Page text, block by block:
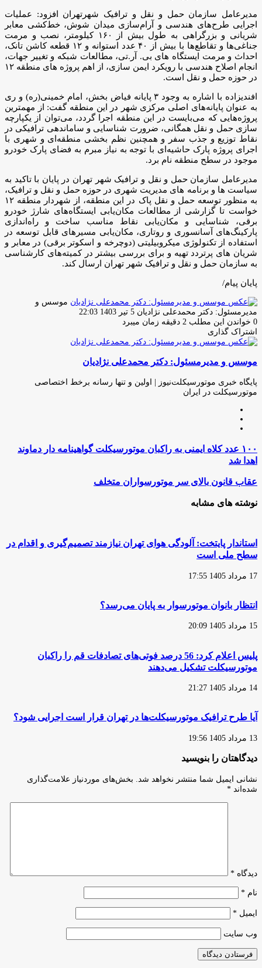
مدیرعامل سازمان حمل و نقل و ترافیک شهرتهران افزود: عملیات
اجرایی طرح‌های هندسی و آرام‌سازی میدان شوش، خط‌کشی معابر
شریانی و بزرگراهی به طول بیش از ۱۶۰ کیلومتر، نصب و مرمت
جناغی‌ها و تقاطع‌ها با بیش از ۴۰ عدد استوانه و ۱۲ قطعه کاشن تانک،
احداث و مرمت ایستگاه های بی. آر.تی، مطالعات شبکه و تغییر جهات،
انجام اصلاح هندسی با رویکرد ایمن سازی، از اهم پروژه های منطقه ۱۲
در حوزه حمل و نقل است.
افندیزاده با اشاره به وجود ۳ پایانه فیاض بخش، امام خمینی(ره) و ری
به عنوان پایانه‌های اصلی مرکزی شهر در این منطقه گفت: از مهمترین
پروژه‌هایی که می‌بایست در این منطقه اجرا گردد، می‌توان از یکپارچه
سازی حمل و نقل همگانی، ضرورت شناسایی و ساماندهی ترافیکی در
نقاط توزیع و جذب سفر و همچنین نظم بخشی منطقه‌ای و شهری با
اجرای پروژه پارک حاشیه‌ای با توجه به نیاز مبرم به فضای پارک خودرو
موجود در سطح منطقه نام برد.
مدیرعامل سازمان حمل و نقل و ترافیک شهر تهران در پایان با تاکید به
سیاست ها و برنامه های مدیریت شهری در حوزه حمل و نقل و ترافیک،
به منظور توسعه حمل و نقل پاک در این منطقه، از شهردار منطقه ۱۲
خواست تا گزارشی از مطالعات مکان‌یابی ایستگاه‌های شارژ خودرو
برقی، شناسایی و مکان‌یابی نقاط مناسب ساخت و راه‌اندازی
پارکینگ‌های آسانسوری و روتاری، مکان‌یابی مسیرهای قابل توسعه در
استفاده از تکنولوژی میکروبیلیتی (دوچرخه و اسکوتر برقی) در معابر و
شریان های پرتردد تهیه و برای بررسی بیشتر در کمیته‌های کارشناسی
به سازمان حمل و نقل و ترافیک شهر تهران ارسال کند.
پایان پیام/
موسس و
مدیرمسئول: دکتر محمدعلی نژادیان ارسال
ایمیل
5 تیر 1403 22:03
0 خواندن این مطلب 2 دقیقه زمان میبرد
اشتراک گذاری
فیس
توئیتر
لینکدین
واتس
تلگرام
اشتراک
از
ایمیل
چاپ
موسس و مدیرمسئول: دکتر محمدعلی نژادیان
پایگاه خبری موتورسیکلت‌نیوز | اولین و تنها رسانه برخط اختصاصی
موتورسیکلت در ایران
۱۰۰
عدد
کلاه
ایمنی
به
موتورسیکلت
دماوند
اهدا
شد
۱۰۰ عدد کلاه ایمنی به راکبان موتورسیکلت گواهینامه دار دماوند
اهدا شد
عقاب
بالای
سر
عقاب قانون بالای سر موتورسواران متخلف
نوشته های مشابه
استاندار پایتخت: آلودگی هوای تهران نیازمند تصمیم‌گیری و اقدام در
سطح ملی است
17 مرداد 1405 17:55
انتظار بانوان موتورسوار به پایان می‌رسد؟
15 مرداد 1405 20:09
پلیس اعلام کرد: 56 درصد فوتی‌های تصادفات قم را راکبان
موتورسیکلت تشکیل می‌دهند
14 مرداد 1405 21:27
آیا طرح ترافیک موتورسیکلت‌ها در تهران قرار است اجرایی شود؟
13 مرداد 1405 19:56
دیدگاهتان را بنویسید
نشانی ایمیل شما منتشر نخواهد شد.
بخش‌های موردنیاز علامت‌گذاری
شده‌اند *
دیدگاه *
نام *
ایمیل *
وب‌ سایت